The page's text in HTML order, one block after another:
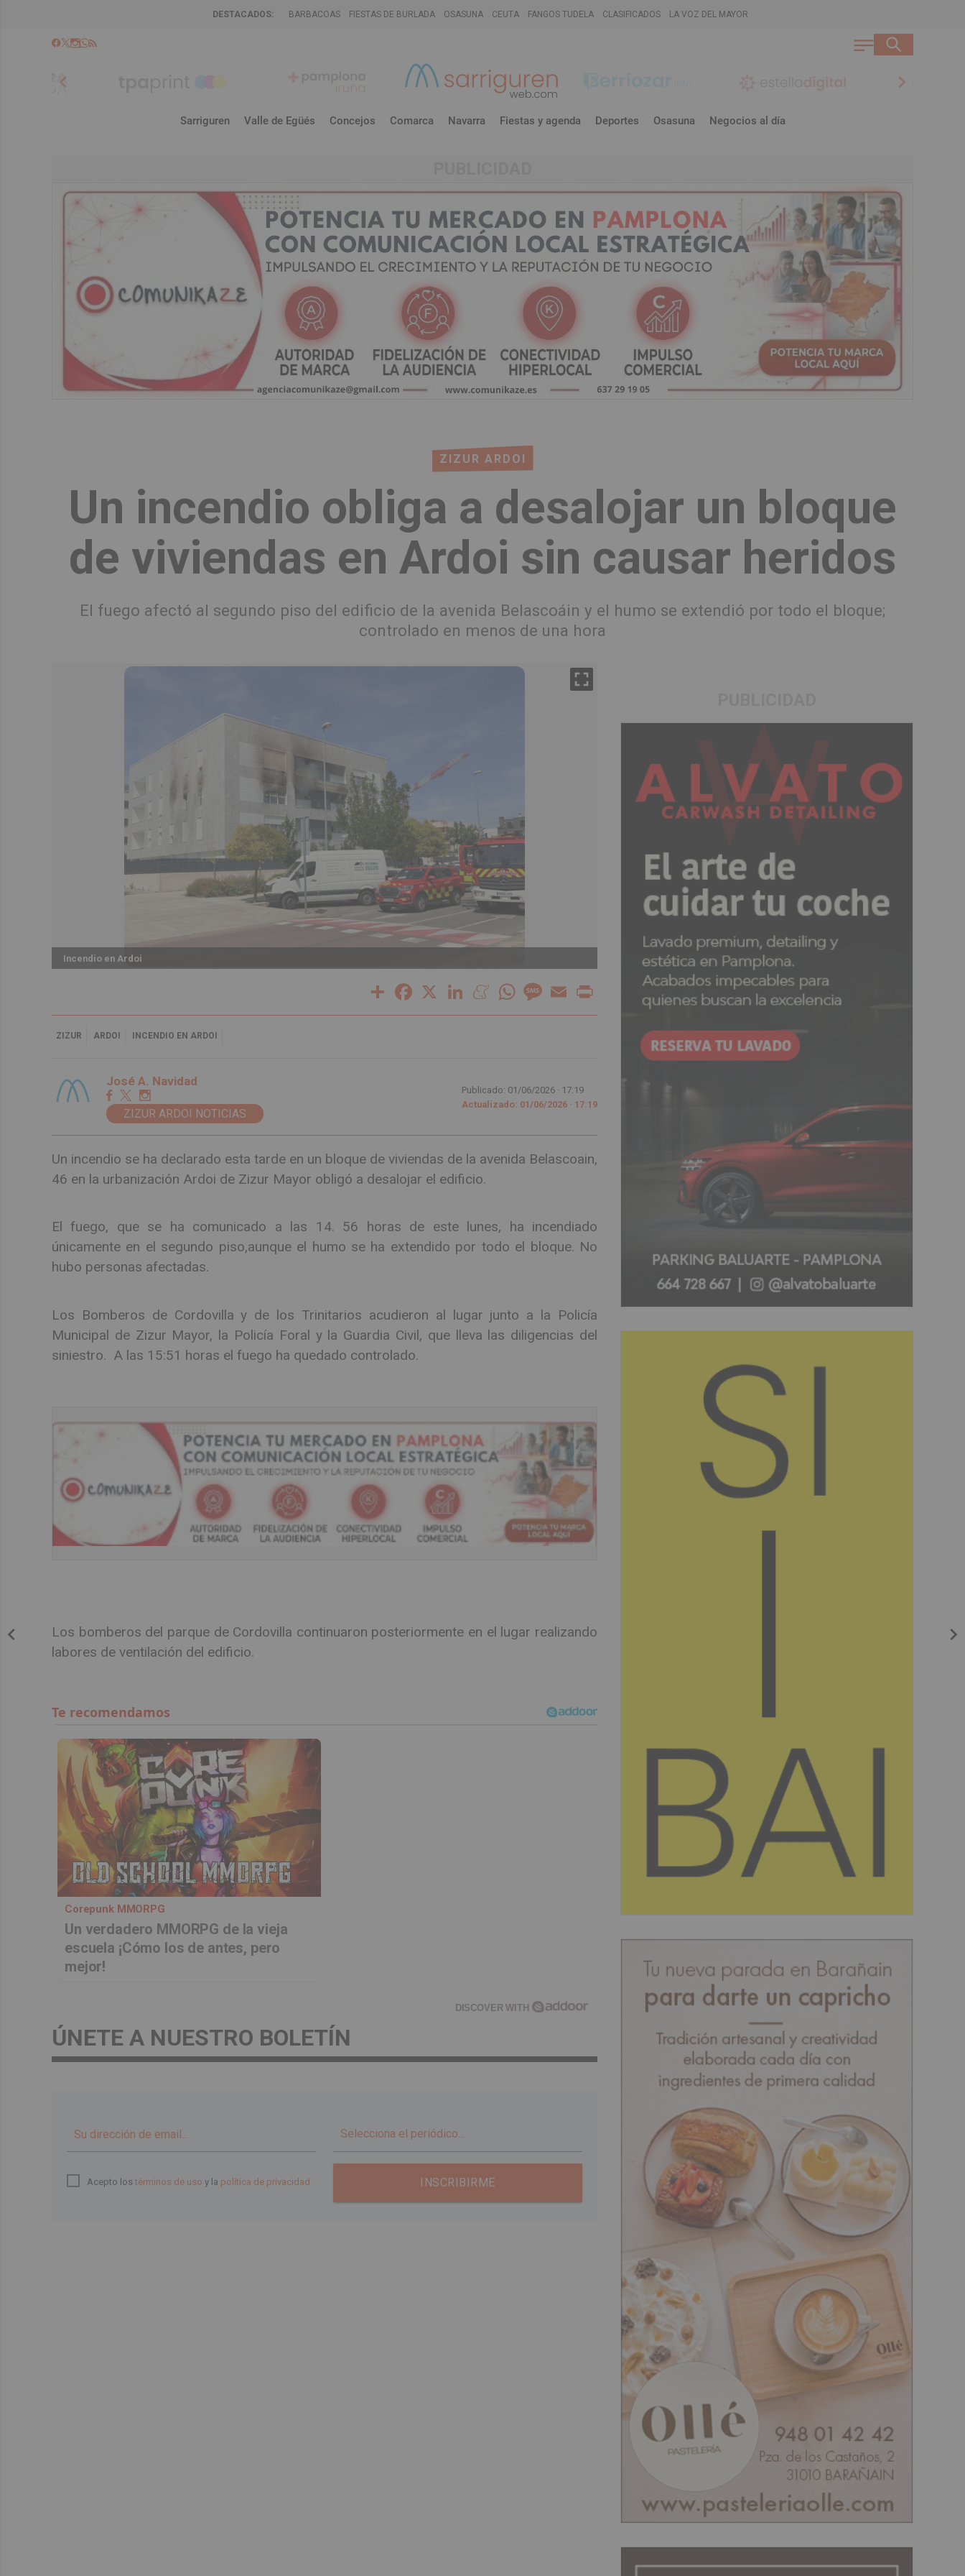
DESTACADOS: BARBACOAS FIESTAS DE BURLADA OSASUNA CEUTA FANGOS TUDELA CLASIFICADOS LA VOZ DEL MAYOR
chevron_left chevron_right
Sarriguren Valle de Egüés Concejos Comarca Navarra Fiestas y agenda Deportes Osasuna Negocios al día
ZIZUR ARDOI
Un incendio obliga a desalojar un bloque
de viviendas en Ardoi sin causar heridos
El fuego afectó al segundo piso del edificio de la avenida Belascoáin y el humo se extendió por todo el bloque;
controlado en menos de una hora
Incendio en Ardoi Incendio en Ardoi
Share Facebook LinkedInMeneameWhatsAppMessage
Email
ZIZUR ARDOI INCENDIO EN ARDOI
José A. Navidad
ZIZUR ARDOI NOTICIAS
Publicado: 01/06/2026 · 17:19
Actualizado: 01/06/2026 · 17:19
Un incendio se ha declarado esta tarde en un bloque de viviendas de la avenida Belascoain,
46 en la urbanización Ardoi de Zizur Mayor obligó a desalojar el edificio.
El fuego, que se ha comunicado a las 14. 56 horas de este lunes, ha incendiado
únicamente en el segundo piso,aunque el humo se ha extendido por todo el bloque. No
hubo personas afectadas.
Los Bomberos de Cordovilla y de los Trinitarios acudieron al lugar junto a la Policía
Municipal de Zizur Mayor, la Policía Foral y la Guardia Civil, que lleva las diligencias del
siniestro. A las 15:51 horas el fuego ha quedado controlado.
Los bomberos del parque de Cordovilla continuaron posteriormente en el lugar realizando
labores de ventilación del edificio.
Corepunk MMORPG
Un verdadero MMORPG de la vieja
escuela ¡Cómo los de antes, pero
mejor!
DISCOVER WITH
ÚNETE A NUESTRO BOLETÍN
Acepto los términos de uso y la política de privacidad INSCRIBIRME